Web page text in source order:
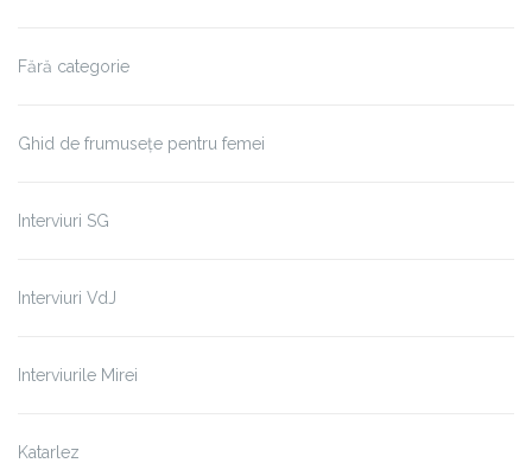
Fără categorie
Ghid de frumusețe pentru femei
Interviuri SG
Interviuri VdJ
Interviurile Mirei
Katarlez